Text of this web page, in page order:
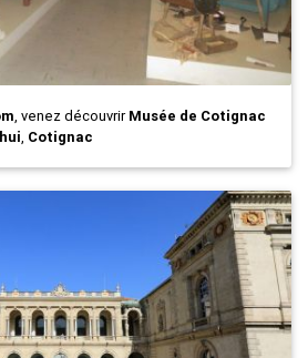
, venez découvrirMusée de Cotignac
, Cotignac